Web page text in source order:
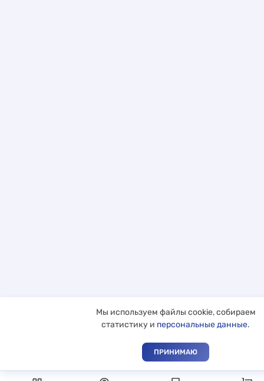
Мы используем файлы cookie, собираем
статистику и персональные данные.
ПРИНИМАЮ